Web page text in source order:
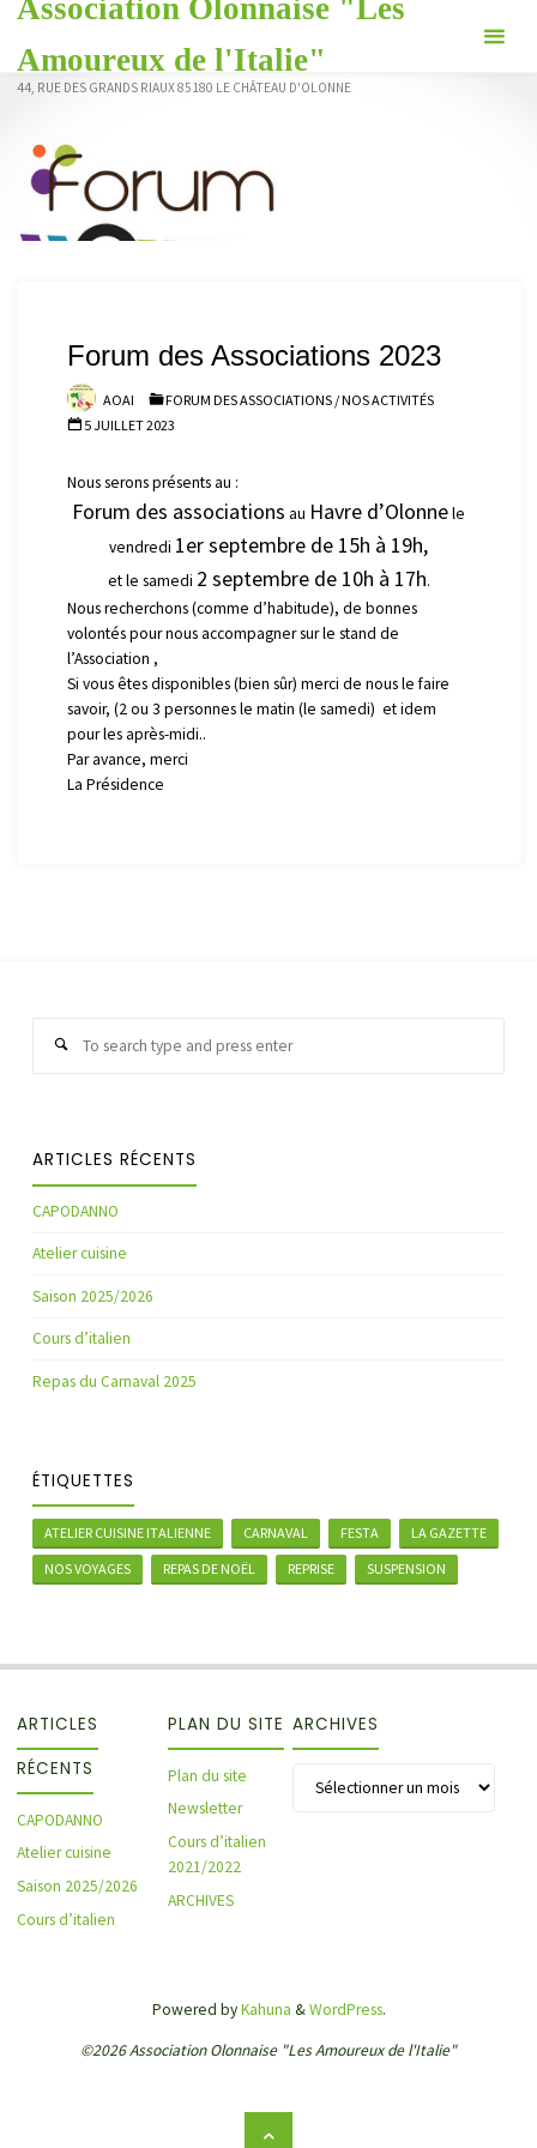
Skip
content
Association Olonnaise "Les
Amoureux de l'Italie"
44, RUE DES GRANDS RIAUX 85180 LE CHÂTEAU D'OLONNE
Forum des Associations 2023
AOAI FORUM DES ASSOCIATIONS /NOS ACTIVITÉS
5 JUILLET 2023
Nous serons présents au :
Forum des associations au Havre d’Olonnele
vendredi 1er septembre de 15h à 19h,
et le samedi 2 septembre de 10h à 17h.
Nous recherchons (comme d’habitude), de bonnes
volontés pour nous accompagner sur le stand de
l’Association ,
Si vous êtes disponibles (bien sûr) merci de nous le faire
savoir, (2 ou 3 personnes le matin (le samedi) et idem
pour les après-midi..
Par avance, merci
La Présidence
Search
ARTICLES RÉCENTS
CAPODANNO
Atelier cuisine
Saison 2025/2026
Cours d’italien
Repas du Carnaval 2025
ÉTIQUETTES
ATELIER CUISINE ITALIENNE CARNAVAL FESTA
LA GAZETTE
NOS VOYAGES
REPAS DE NOËL REPRISE SUSPENSION
ARTICLES
RÉCENTS
CAPODANNO
Atelier cuisine
Saison 2025/2026
Cours d’italien
PLAN DU SITE
Plan du site
Newsletter
Cours d’italien
2021/2022
ARCHIVES
ARCHIVES
Powered byKahuna &WordPress.
©2026 Association Olonnaise "Les Amoureux de l'Italie"
Back